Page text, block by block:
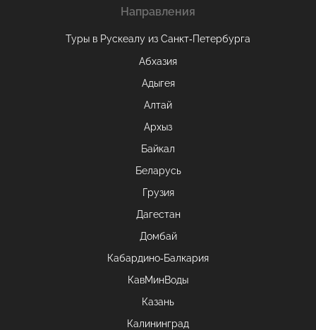
Направления
Туры в Рускеалу из Санкт‑Петербурга
Абхазия
Адыгея
Алтай
Архыз
Байкал
Беларусь
Грузия
Дагестан
Домбай
Кабардино-Балкария
КавМинВоды
Казань
Калининград